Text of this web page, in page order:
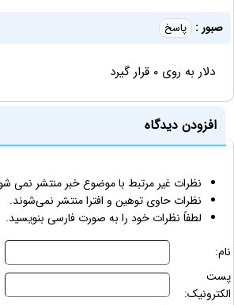
صبور : پاسخ
دلار به روی ۰ قرار گیرد
افزودن دیدگاه
نظرات غیر مرتبط با موضوع خبر منتشر نمی
نظرات حاوی توهین و افترا منتشر نمی‌شوند.
لطفاً نظرات خود را به صورت فارسی بنویسید.
نام:
پست
الکترونیک: